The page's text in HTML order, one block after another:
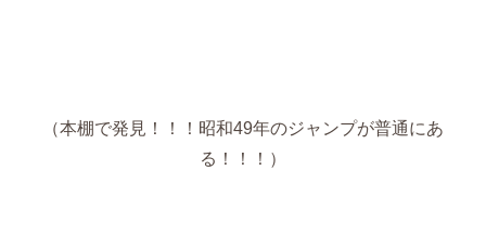
（本棚で発見！！！昭和49年のジャンプが普通にあ
る！！！）